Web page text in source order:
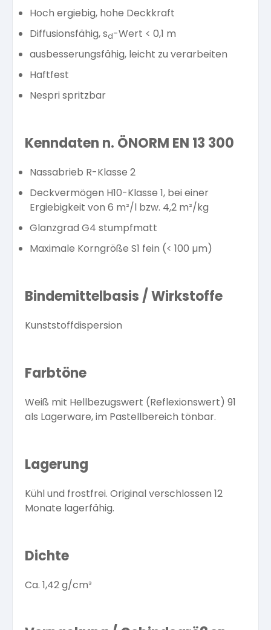
Hoch ergiebig, hohe Deckkraft
Diffusionsfähig, sd-Wert < 0,1 m
ausbesserungsfähig, leicht zu verarbeiten
Haftfest
Nespri spritzbar
Kenndaten n. ÖNORM EN 13 300
Nassabrieb R-Klasse 2
Deckvermögen H10-Klasse 1, bei einer
Ergiebigkeit von 6 m²/l bzw. 4,2 m²/kg
Glanzgrad G4 stumpfmatt
Maximale Korngröße S1 fein (< 100 µm)
Bindemittelbasis / Wirkstoffe
Kunststoffdispersion
Farbtöne
Weiß mit Hellbezugswert (Reflexionswert) 91
als Lagerware, im Pastellbereich tönbar.
Lagerung
Kühl und frostfrei. Original verschlossen 12
Monate lagerfähig.
Dichte
Ca. 1,42 g/cm³